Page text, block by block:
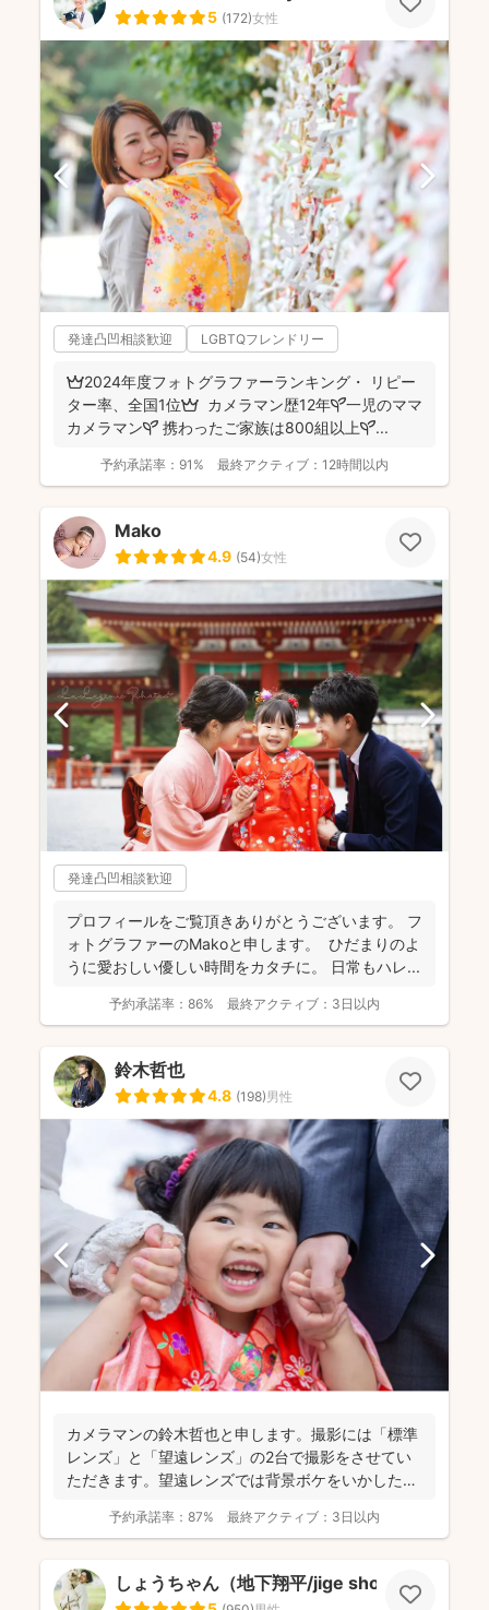
5 (172)女性
発達凸凹相談歓迎 LGBTQフレンドリー
👑2024年度フォトグラファーランキング・ リピー
ター率、全国1位👑 カメラマン歴12年🌱一児のママ
カメラマン🌱 携わったご家族は800組以上🌱...
予約承諾率： 91% 最終アクティブ： 12時間以内
Mako
4.9 (54)女性
発達凸凹相談歓迎
プロフィールをご覧頂きありがとうございます。 フ
ォトグラファーのMakoと申します。 ひだまりのよ
うに愛おしい優しい時間をカタチに。 日常もハレ...
予約承諾率： 86% 最終アクティブ： 3日以内
鈴木哲也
4.8 (198)男性
カメラマンの鈴木哲也と申します。撮影には「標準
レンズ」と「望遠レンズ」の2台で撮影をさせてい
ただきます。望遠レンズでは背景ボケをいかしたお
予約承諾率： 87% 最終アクティブ： 3日以内
しょうちゃん（地下翔平/jige shohe）